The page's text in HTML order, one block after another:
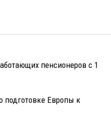
пенсионеров с 1
Европы к